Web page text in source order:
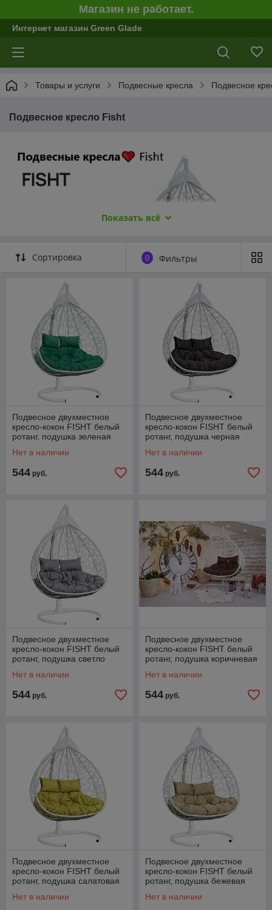
Магазин не работает.
Интернет магазин Green Glade
Товары и услуги Подвесные кресла Подвесное
Подвесное кресло Fisht
Показать всё
Сортировка 0 Фильтры
Подвесное двухместное
кресло-кокон FISHT белый
ротанг, подушка зеленая
Нет в наличии
544 руб.
Подвесное двухместное
кресло-кокон FISHT белый
ротанг, подушка черная
Нет в наличии
544 руб.
Подвесное двухместное
кресло-кокон FISHT белый
ротанг, подушка светло
Нет в наличии
544 руб.
Подвесное двухместное
кресло-кокон FISHT белый
ротанг, подушка коричневая
Нет в наличии
544 руб.
Подвесное двухместное
кресло-кокон FISHT белый
ротанг, подушка салатовая
Нет в наличии
Подвесное двухместное
кресло-кокон FISHT белый
ротанг, подушка бежевая
Нет в наличии